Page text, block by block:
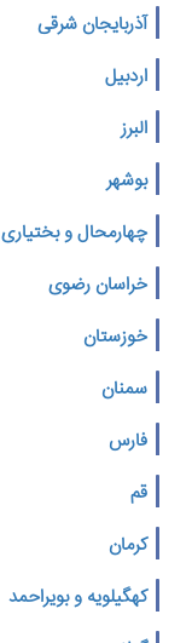
آذربایجان شرقی
اردبیل
البرز
بوشهر
چهارمحال و بختیاری
خراسان رضوی
خوزستان
سمنان
فارس
قم
کرمان
کهگیلویه و بویراحمد